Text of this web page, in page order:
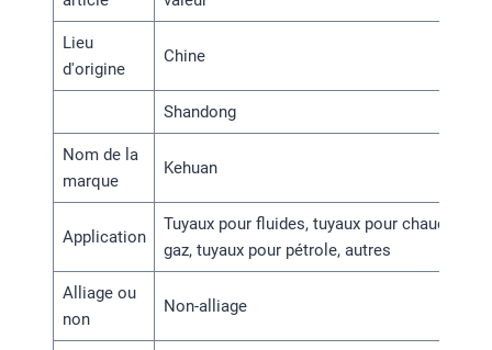
Lieu
d'origine
Chine
Shandong
Nom de la
marque
Kehuan
Application
Tuyaux pour fluides, tuyaux pour chaudières,
gaz, tuyaux pour pétrole, autres
Alliage ou
non
Non-alliage